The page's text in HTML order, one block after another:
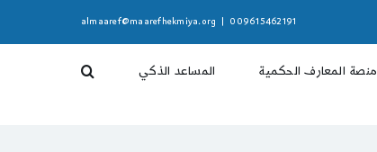
009615462191
almaaref@maarefhekmiya.org
منصة المعارف الحكمية المساعد الذكي